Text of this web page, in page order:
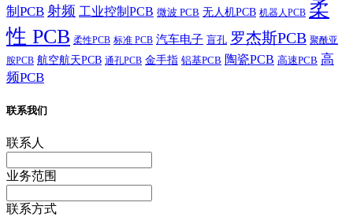
制PCB 射频 工业控制PCB 微波 PCB 无人机PCB 机器人PCB 柔
性 PCB 柔性PCB 标准 PCB 汽车电子 盲孔 罗杰斯PCB 聚酰亚
胺PCB 航空航天PCB 通孔PCB 金手指 铝基PCB 陶瓷PCB 高速PCB 高
频PCB
联系我们
联系人
业务范围
联系方式